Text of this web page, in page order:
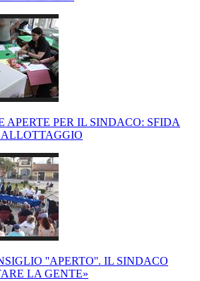
APERTE PER IL SINDACO: SFIDA
''APERTO''. IL SINDACO
LA GENTE»